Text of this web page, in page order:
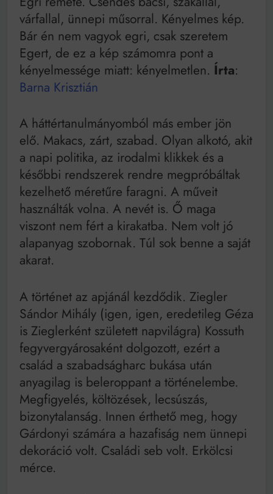
Bitumenes lapostetők: a bevált technológia akkor
működik, ha jól van felújítva
várfallal, ünnepi műsorral. Kényelmes kép.
Bár én nem vagyok egri, csak szeretem
Egert, de ez a kép számomra pont a
kényelmessége miatt: kényelmetlen. Írta:
Barna Krisztián
A háttértanulmányomból más ember jön
elő. Makacs, zárt, szabad. Olyan alkotó, akit
a napi politika, az irodalmi klikkek és a
későbbi rendszerek rendre megpróbáltak
kezelhető méretűre faragni. A műveit
használták volna. A nevét is. Ő maga
viszont nem fért a kirakatba. Nem volt jó
alapanyag szobornak. Túl sok benne a saját
akarat.
A történet az apjánál kezdődik. Ziegler
Sándor Mihály (igen, igen, eredetileg Géza
is Zieglerként született napvilágra) Kossuth
fegyvergyárosaként dolgozott, ezért a
család a szabadságharc bukása után
anyagilag is beleroppant a történelembe.
Megfigyelés, költözések, lecsúszás,
bizonytalanság. Innen érthető meg, hogy
Gárdonyi számára a hazafiság nem ünnepi
dekoráció volt. Családi seb volt. Erkölcsi
mérce.